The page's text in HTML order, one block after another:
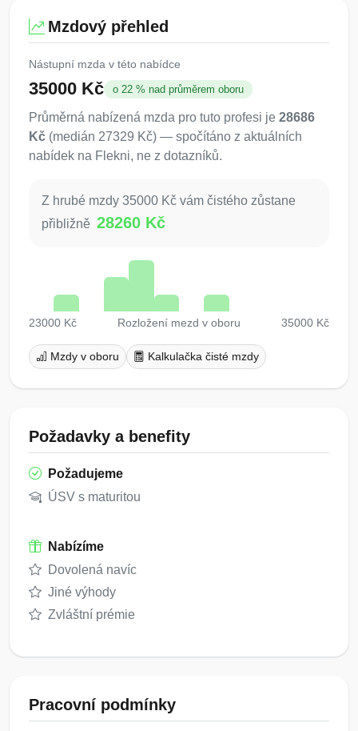
Mzdový přehled
Nástupní mzda v této nabídce
35000 Kč o 22 % nad průměrem oboru
Průměrná nabízená mzda pro tuto profesi je 28686
Kč (medián 27329 Kč) — spočítáno z aktuálních
nabídek na Flekni, ne z dotazníků.
Z hrubé mzdy 35000 Kč vám čistého zůstane
přibližně 28260 Kč
23000 Kč Rozložení mezd v oboru 35000 Kč
Mzdy v oboru Kalkulačka čisté mzdy
Požadavky a benefity
Požadujeme
ÚSV s maturitou
Nabízíme
Dovolená navíc
Jiné výhody
Zvláštní prémie
Pracovní podmínky